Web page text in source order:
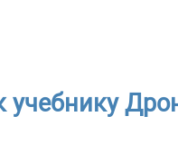
учебнику